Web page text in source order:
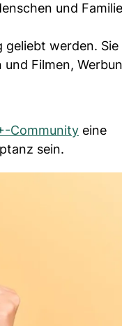
und
werden.
Filmen,
Community eine
sein.